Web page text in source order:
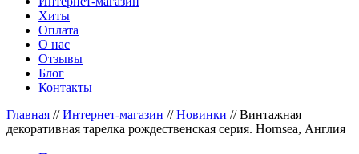
Хиты
Оплата
О нас
Отзывы
Блог
Контакты
Главная //Интернет-магазин //Новинки //Винтажная
декоративная тарелка рождественская серия. Hornsea, Англия